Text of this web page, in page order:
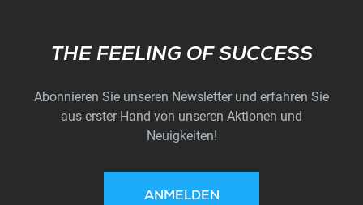
Subscribe
THE FEELING OF SUCCESS
Abonnieren Sie unseren Newsletter und erfahren Sie
aus erster Hand von unseren Aktionen und
Neuigkeiten!
ANMELDEN